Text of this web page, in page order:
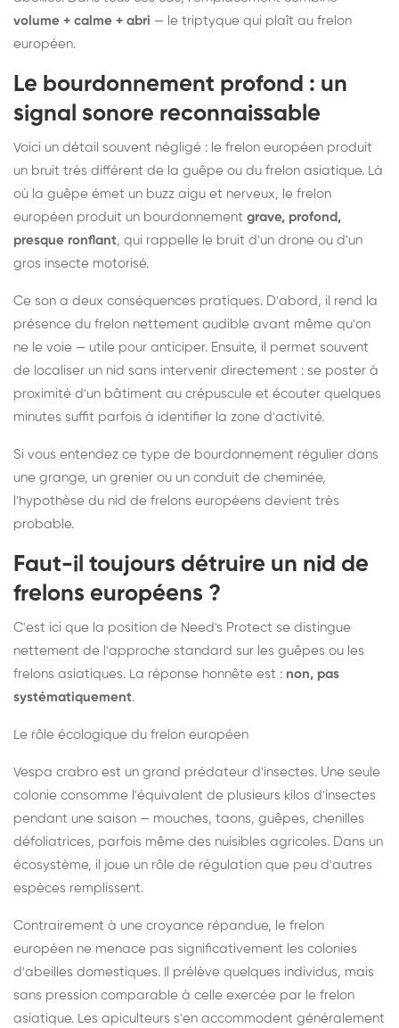
volume + calme + abri — le triptyque qui plaît au frelon
européen.
Le bourdonnement profond : un
signal sonore reconnaissable
Voici un détail souvent négligé : le frelon européen produit
un bruit très différent de la guêpe ou du frelon asiatique. Là
où la guêpe émet un buzz aigu et nerveux, le frelon
européen produit un bourdonnement grave, profond,
presque ronflant, qui rappelle le bruit d'un drone ou d'un
gros insecte motorisé.
Ce son a deux conséquences pratiques. D'abord, il rend la
présence du frelon nettement audible avant même qu'on
ne le voie — utile pour anticiper. Ensuite, il permet souvent
de localiser un nid sans intervenir directement : se poster à
proximité d'un bâtiment au crépuscule et écouter quelques
minutes suffit parfois à identifier la zone d'activité.
Si vous entendez ce type de bourdonnement régulier dans
une grange, un grenier ou un conduit de cheminée,
l'hypothèse du nid de frelons européens devient très
probable.
Faut-il toujours détruire un nid de
frelons européens ?
C'est ici que la position de Need's Protect se distingue
nettement de l'approche standard sur les guêpes ou les
frelons asiatiques. La réponse honnête est : non, pas
systématiquement.
Le rôle écologique du frelon européen
Vespa crabro est un grand prédateur d'insectes. Une seule
colonie consomme l'équivalent de plusieurs kilos d'insectes
pendant une saison — mouches, taons, guêpes, chenilles
défoliatrices, parfois même des nuisibles agricoles. Dans un
écosystème, il joue un rôle de régulation que peu d'autres
espèces remplissent.
Contrairement à une croyance répandue, le frelon
européen ne menace pas significativement les colonies
d'abeilles domestiques. Il prélève quelques individus, mais
sans pression comparable à celle exercée par le frelon
asiatique. Les apiculteurs s'en accommodent généralement